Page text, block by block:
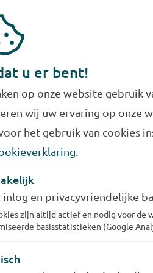
van de spaarbekkens in
verbeterd. Niet langer
maar nu uit de Maas. Dit
nieuwe reinigingsprocessen
drinkwater is een
waar de normen voor
wereldwijd hoog
met enige regelmaat hoog
bezig met het borgen
Daarbij kijken we altijd
u er bent!
op onze website gebruik
wij uw ervaring op onze
het gebruik van cookies
inlog en privacyvriendelijke
zijn altijd actief en nodig voor de
basisstatistieken (Google